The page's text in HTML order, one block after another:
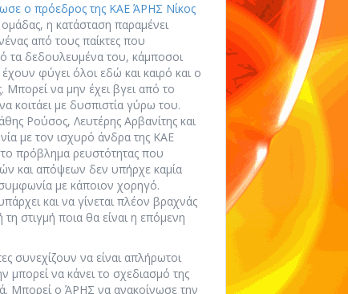
ο πρόεδρος της ΚΑΕ ΆΡΗΣ Νίκος
η κατάσταση παραμένει
από τους παίκτες που
τα δεδουλευμένα του, κάμποσοι
φύγει όλοι εδώ και καιρό και ο
Μπορεί να μην έχει βγει από το
κοιτάει με δυσπιστία γύρω του.
Ρούσος, Λευτέρης Αρβανίτης και
με τον ισχυρό άνδρα της ΚΑΕ
πρόβλημα ρευστότητας που
και απόψεων δεν υπήρχε καμία
με κάποιον χορηγό.
και να γίνεται πλέον βραχνάς
τη στιγμή ποια θα είναι η επόμενη
συνεχίζουν να είναι απλήρωτοι
μπορεί να κάνει το σχεδιασμό της
Μπορεί ο ΆΡΗΣ να ανακοίνωσε την